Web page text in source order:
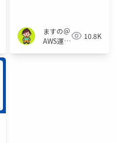
JAWS【第39回】
ますの＠
AWS運用
10.8K